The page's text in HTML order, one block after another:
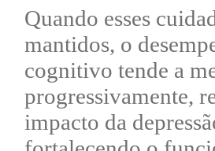
Quando esses
mantidos, o
cognitivo tende a
progressivamente,
impacto da